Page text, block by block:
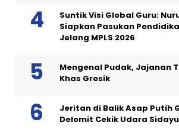
Suntik Visi Global Guru:
Siapkan Pasukan
Jelang MPLS 2026
Mengenal Pudak, Jajanan
Khas Gresik
Jeritan di Balik Asap Putih
Delomit Cekik Udara Sidayu